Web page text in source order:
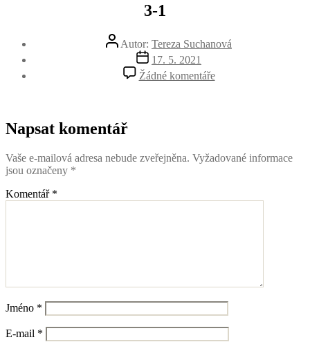
3-1
Autor
příspěvku
Autor: Tereza Suchanová
Datum
příspěvku
17. 5. 2021
Žádné komentářeu
textu
Napsat komentář
Vaše e-mailová adresa nebude zveřejněna. Vyžadované informace
jsou označeny *
Komentář *
Jméno *
E-mail *